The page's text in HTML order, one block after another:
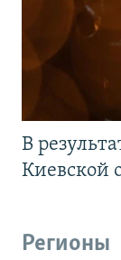
В
Киевской
Регионы